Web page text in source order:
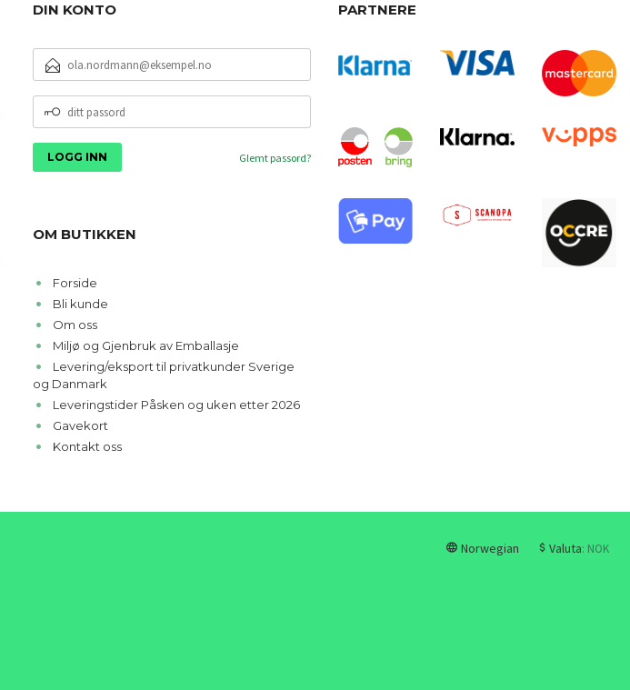
DIN KONTO
POSTADRESSE
PASSORD
Glemt passord?
OM BUTIKKEN
Forside
Bli kunde
Om oss
Miljø og Gjenbruk av Emballasje
Levering/eksport til privatkunder Sverige
og Danmark
Leveringstider Påsken og uken etter 2026
Gavekort
Kontakt oss
PARTNERE
Norwegian Valuta: NOK